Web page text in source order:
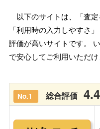
以下のサイトは、「査
「利用時の入力しやすさ
評価が高いサイトです。
で安心してご利用いただけ